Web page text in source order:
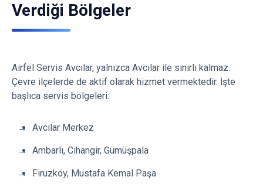
Verdiği Bölgeler
Airfel Servis Avcılar, yalnızca Avcılar ile sınırlı kalmaz.
Çevre ilçelerde de aktif olarak hizmet vermektedir. İşte
başlıca servis bölgeleri:
Avcılar Merkez
Ambarlı, Cihangir, Gümüşpala
Firuzköy, Mustafa Kemal Paşa